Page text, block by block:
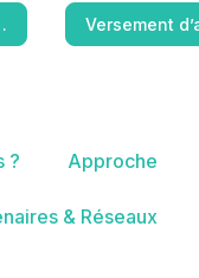
Versement
? Approche
& Réseaux